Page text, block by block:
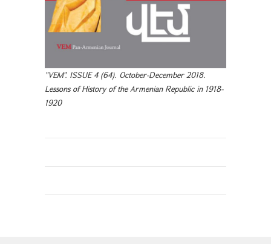
"VEM". ISSUE 4 (64). October-December 2018.
Lessons of History of the Armenian Republic in 1918-
1920